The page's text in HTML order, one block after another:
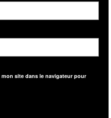
site dans le navigateur pour